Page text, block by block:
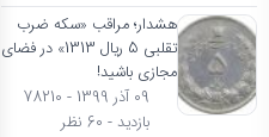
هشدار؛ مراقب «سکه ضرب
تقلبی 5 ریال 1313» در فضای
مجازی باشید!
09 آذر 1399 - 78210
بازدید - 60 نظر